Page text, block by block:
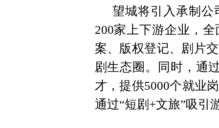
望城将引入承制公
200家上下游企业，
案、版权登记、剧片
剧生态圈。同时，通
才，提供5000个就业
通过“短剧+文旅”吸引